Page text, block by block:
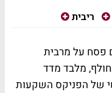
ריבית
פסח על מרבית
מלבד מדד
של הפניקס השקעות